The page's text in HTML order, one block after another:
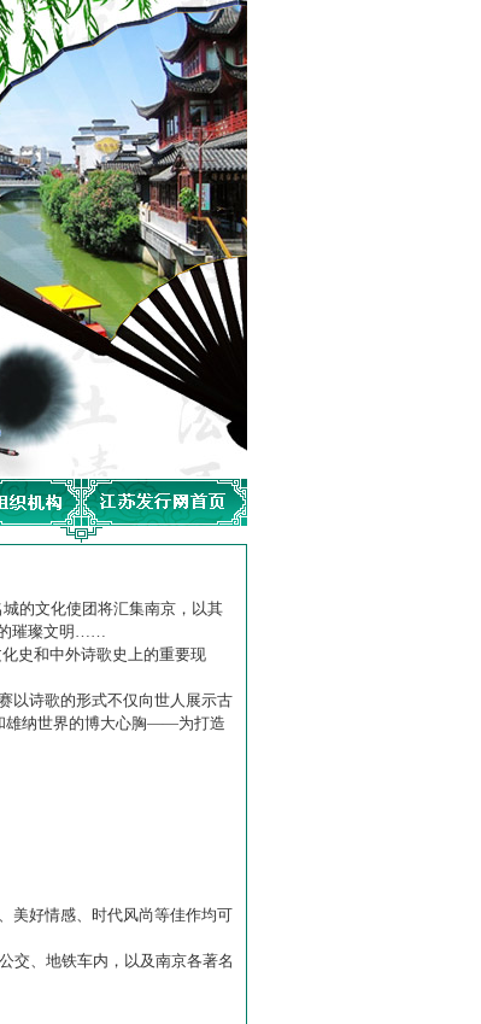
的文化使团将汇集南京，以其
的璀璨文明……
史和中外诗歌史上的重要现
以诗歌的形式不仅向世人展示古
雄纳世界的博大心胸——为打造
美好情感、时代风尚等佳作均可
交、地铁车内，以及南京各著名